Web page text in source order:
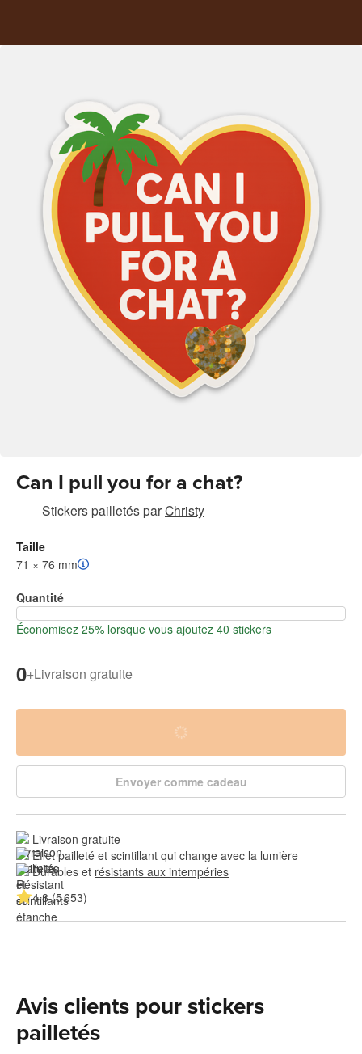
Can I pull you for a chat?
Stickers pailletésparChristy
Taille
71 × 76 mm
Quantité
Économisez 25% lorsque vous ajoutez 40 stickers
0+Livraison gratuite
Envoyer comme cadeau
Livraison gratuite
Effet pailleté et scintillant qui change avec la lumière
Durables et résistants aux intempéries
4.8 (5 653)
Avis clients pour stickers
pailletés